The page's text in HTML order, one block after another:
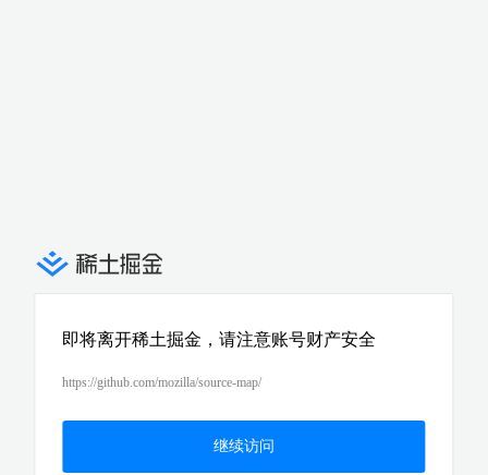
即将离开稀土掘金，请注意账号财产安全
https://github.com/mozilla/source-map/
继续访问